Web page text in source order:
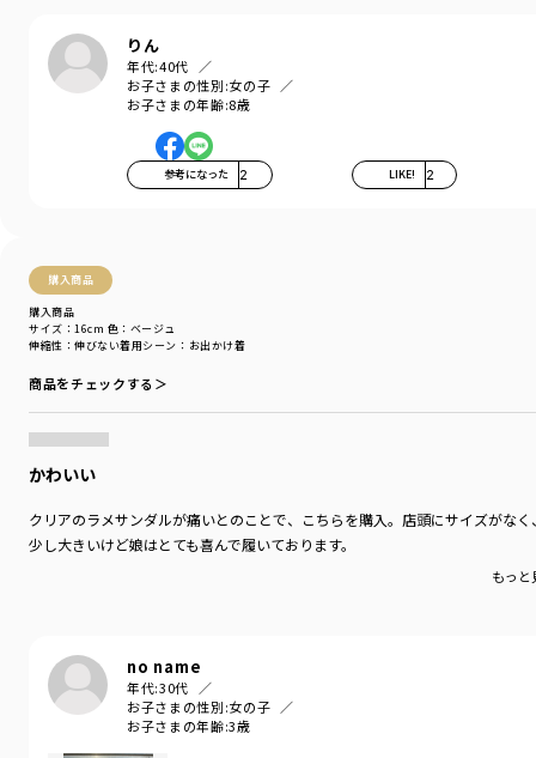
りん
年代:40代
お子さまの性別:女の子
お子さまの年齢:8歳
参考になった 2 LIKE! 2
購入商品
購入商品
伸縮性 ：伸びない着用シーン ：お出かけ着
サイズ：16cm 色：ベージュ
商品をチェックする＞
かわいい
クリアのラメサンダルが痛いとのことで、こちらを購入。店頭にサイズがな
少し大きいけど娘はとても喜んで履いております。
もっ
no name
年代:30代
お子さまの性別:女の子
お子さまの年齢:3歳